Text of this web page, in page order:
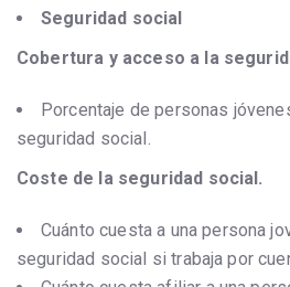
Seguridad social
Cobertura y acceso a la
Porcentaje de personas
seguridad social.
Coste de la seguridad social.
Cuánto cuesta a una persona
seguridad social si trabaja por